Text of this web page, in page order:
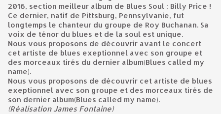
2016, section meilleur album de Blues Soul : Billy Price !
Ce dernier, natif de Pittsburg, Pennsylvanie, fut
longtemps le chanteur du groupe de Roy Buchanan. Sa
voix de ténor du blues et de la soul est unique.
Nous vous proposons de découvrir avant le concert
cet artiste de blues exeptionnel avec son groupe et
des morceaux tirés du dernier album(Blues called my
name).
Nous vous proposons de découvrir cet artiste de blues
exeptionnel avec son groupe et des morceaux tirés de
son dernier album(Blues called my name).
(Réalisation James Fontaine)